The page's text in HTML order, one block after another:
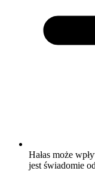
Hałas może
jest świadomie